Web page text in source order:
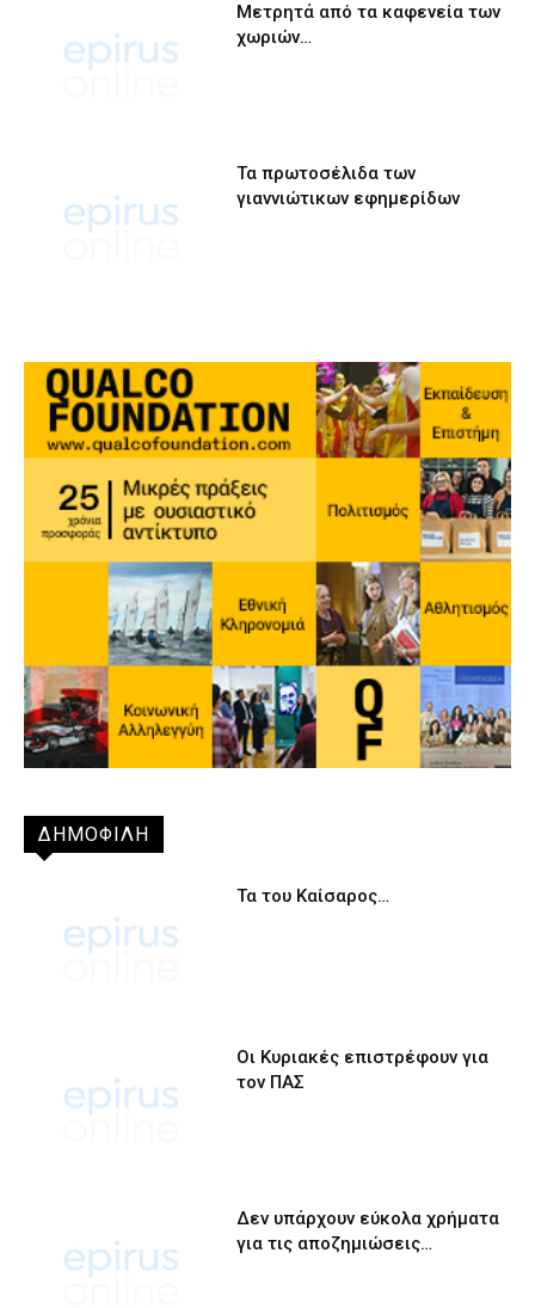
Μετρητά από τα καφενεία των
χωριών…
Τα πρωτοσέλιδα των
γιαννιώτικων εφημερίδων
ΔΗΜΟΦΙΛΗ
Τα του Καίσαρος…
Οι Κυριακές επιστρέφουν για
τον ΠΑΣ
Δεν υπάρχουν εύκολα χρήματα
για τις αποζημιώσεις…